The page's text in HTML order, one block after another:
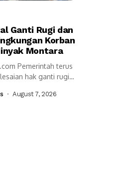
Ganti Rugi dan
Korban
Montara
Pemerintah terus
hak ganti rugi
August 7, 2026